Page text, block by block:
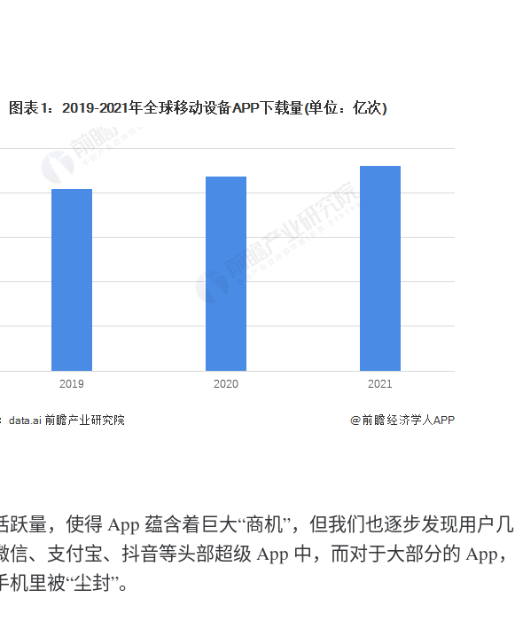
跃量，使得 App 蕴含着巨大“商机”，但我们也逐步发现用户几
信、支付宝、抖音等头部超级 App 中，而对于大部分的 App，
里被“尘封”。